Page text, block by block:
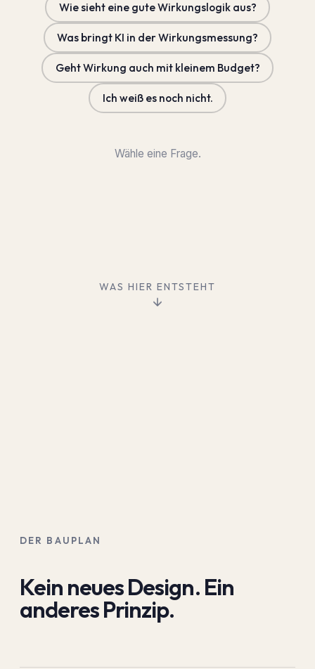
Wie sieht eine gute Wirkungslogik aus?
Was bringt KI in der Wirkungsmessung?
Geht Wirkung auch mit kleinem Budget?
Ich weiß es noch nicht.
Wähle eine Frage.
WAS HIER ENTSTEHT
DER BAUPLAN
Kein neues Design. Ein
anderes Prinzip.